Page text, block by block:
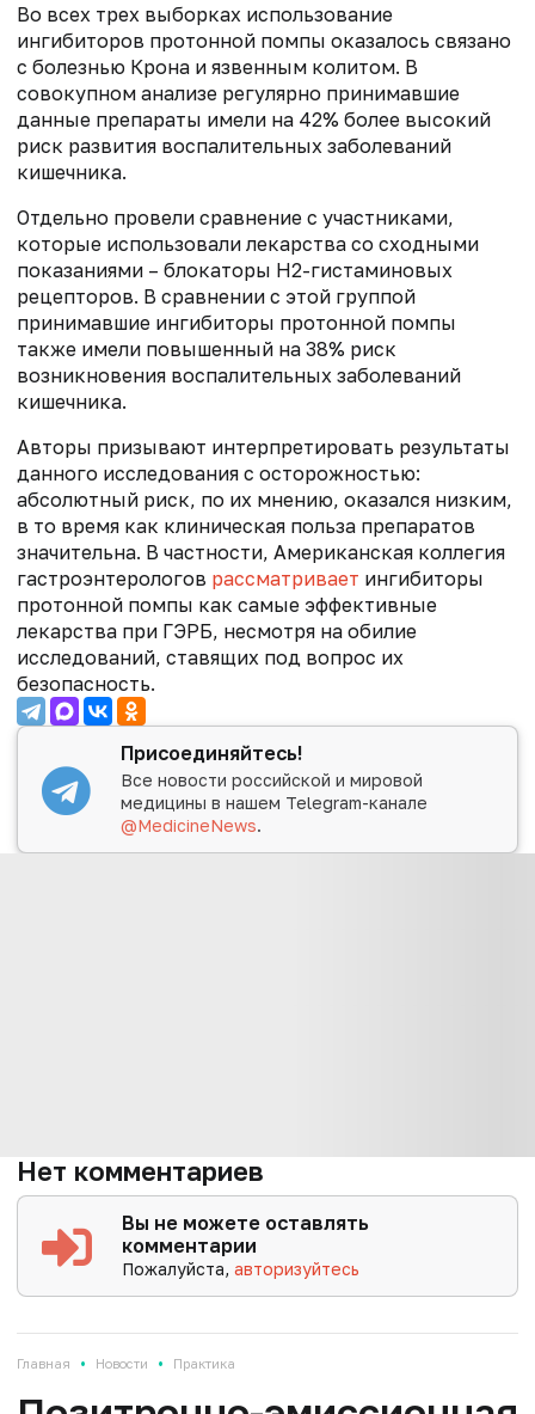
Во всех трех выборках использование
ингибиторов протонной помпы оказалось связано
с болезнью Крона и язвенным колитом. В
совокупном анализе регулярно принимавшие
данные препараты имели на 42% более высокий
риск развития воспалительных заболеваний
кишечника.
Отдельно провели сравнение с участниками,
которые использовали лекарства со сходными
показаниями – блокаторы Н2-гистаминовых
рецепторов. В сравнении с этой группой
принимавшие ингибиторы протонной помпы
также имели повышенный на 38% риск
возникновения воспалительных заболеваний
кишечника.
Авторы призывают интерпретировать результаты
данного исследования с осторожностью:
абсолютный риск, по их мнению, оказался низким,
в то время как клиническая польза препаратов
значительна. В частности, Американская коллегия
гастроэнтерологов рассматривает ингибиторы
протонной помпы как самые эффективные
лекарства при ГЭРБ, несмотря на обилие
исследований, ставящих под вопрос их
безопасность.
Присоединяйтесь!
Все новости российской и мировой
медицины в нашем Telegram-канале
@MedicineNews.
Нет комментариев
Вы не можете оставлять
комментарии
Пожалуйста,авторизуйтесь
Главная • Новости • Практика